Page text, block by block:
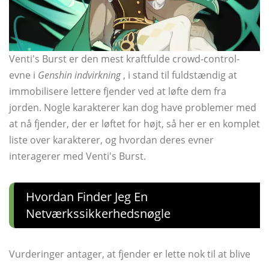
Venti's Burst er den mest kraftfulde crowd-control-
evne i Genshin indvirkning, i stand til fuldstændig at
immobilisere lettere fjender ved at løfte dem fra
jorden. Nogle karakterer kan dog have problemer med
at nå fjender, der er løftet for højt, så her er en komplet
liste over karakterer, og hvordan deres evner
interagerer med Venti's Burst.
Hvordan Finder Jeg En
Netværkssikkerhedsnøgle
Vurderinger antager, at fjender er lette nok til at blive